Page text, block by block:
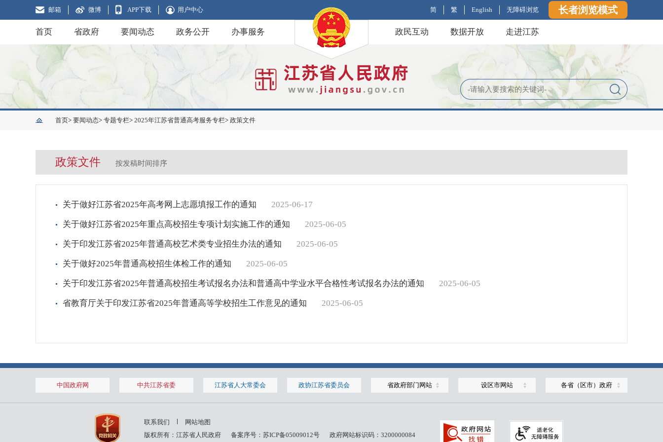
邮箱 微博 APP下载 用户中心 简 繁 English 无障碍浏览 长者浏览模式
首页 省政府 要闻动态 政务公开 办事服务 政民互动 数据开放 走进江苏
首页> 要闻动态> 专题专栏> 2025年江苏省普通高考服务专栏> 政策文件
政策文件 按发稿时间排序
关于做好江苏省2025年高考网上志愿填报工作的通知 2025-06-17
关于做好江苏省2025年重点高校招生专项计划实施工作的通知 2025-06-05
关于印发江苏省2025年普通高校艺术类专业招生办法的通知 2025-06-05
关于做好2025年普通高校招生体检工作的通知 2025-06-05
关于印发江苏省2025年普通高校招生考试报名办法和普通高中学业水平合格性考试报名办法的通知 2025-06-05
省教育厅关于印发江苏省2025年普通高等学校招生工作意见的通知 2025-06-05
中国政府网 中共江苏省委 江苏省人大常委会 政协江苏省委员会 省政府部门网站 设区市网站 各省（区市）政府
联系我们
网站地图
版权所有：江苏省人民政府
备案序号： 苏ICP备05009012号 政府网站标识码：3200000084